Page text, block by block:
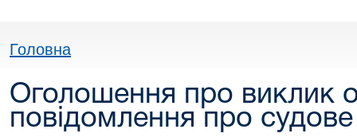
Головна
Оголошення про виклик
повідомлення про